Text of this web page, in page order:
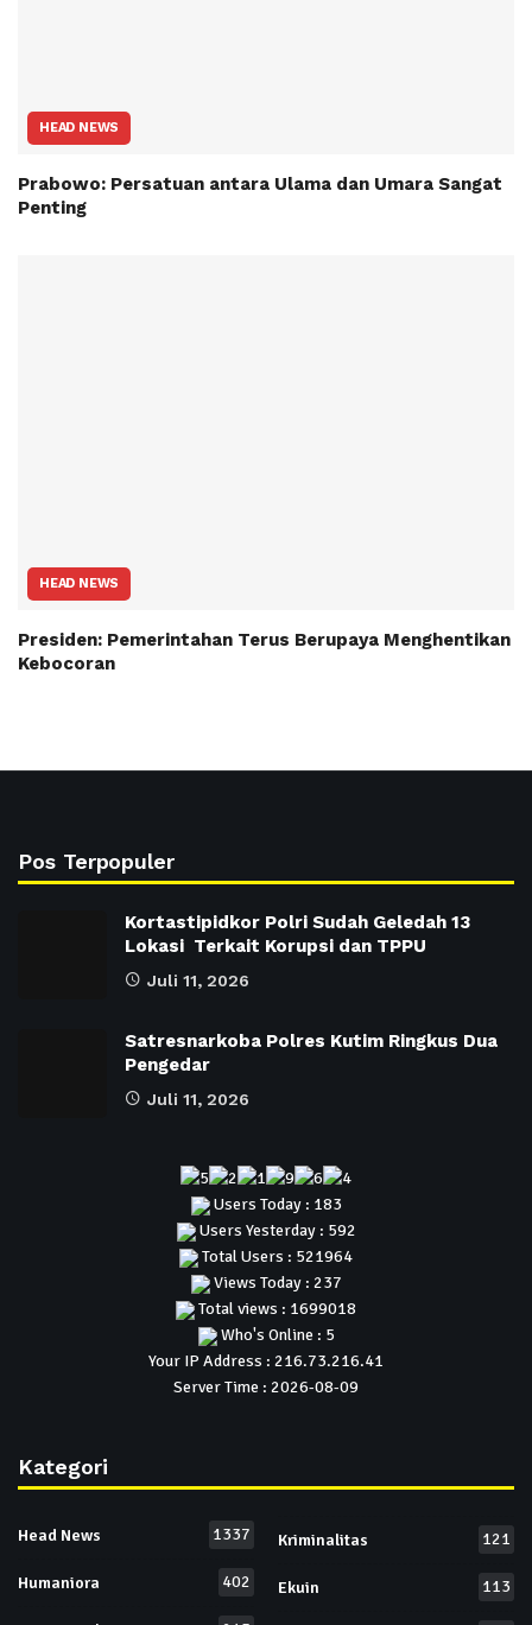
HEAD NEWS
Prabowo: Persatuan antara Ulama dan Umara Sangat
Penting
HEAD NEWS
Presiden: Pemerintahan Terus Berupaya Menghentikan
Kebocoran
Pos Terpopuler
Kortastipidkor Polri Sudah Geledah 13
Lokasi Terkait Korupsi dan TPPU
Juli 11, 2026
Satresnarkoba Polres Kutim Ringkus Dua
Pengedar
Juli 11, 2026
Users Today : 183
Users Yesterday : 592
Total Users : 521964
Views Today : 237
Total views : 1699018
Who's Online : 5
Your IP Address : 216.73.216.41
Server Time : 2026-08-09
Kategori
Head News 1337
Humaniora 402
Kriminalitas 121
Ekuin 113